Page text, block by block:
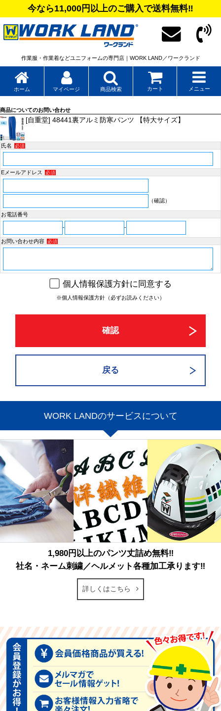
今なら11,000円以上のご購入で送料無料‼
作業服・作業着などユニフォームの専門店｜WORK LAND／ワークランド
ホーム マイページ 商品検索 カート メニュー
商品についてのお問い合わせ
[自重堂] 48441裏アルミ防寒パンツ 【特大サイズ】
氏名 必須
Eメールアドレス 必須
（確認）
お電話番号
- -
お問い合わせ内容 必須
個人情報保護方針に同意する
※個人情報保護方針（必ずお読みください）
WORK LANDのサービスについて
1,980円以上のパンツ丈詰め無料‼
社名・ネーム刺繍／ヘルメット各種加工承ります‼
詳しくはこちら